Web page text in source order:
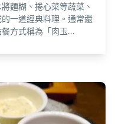
麵糊、捲心菜等蔬菜、
一道經典料理。通常還
方式稱為「肉玉...